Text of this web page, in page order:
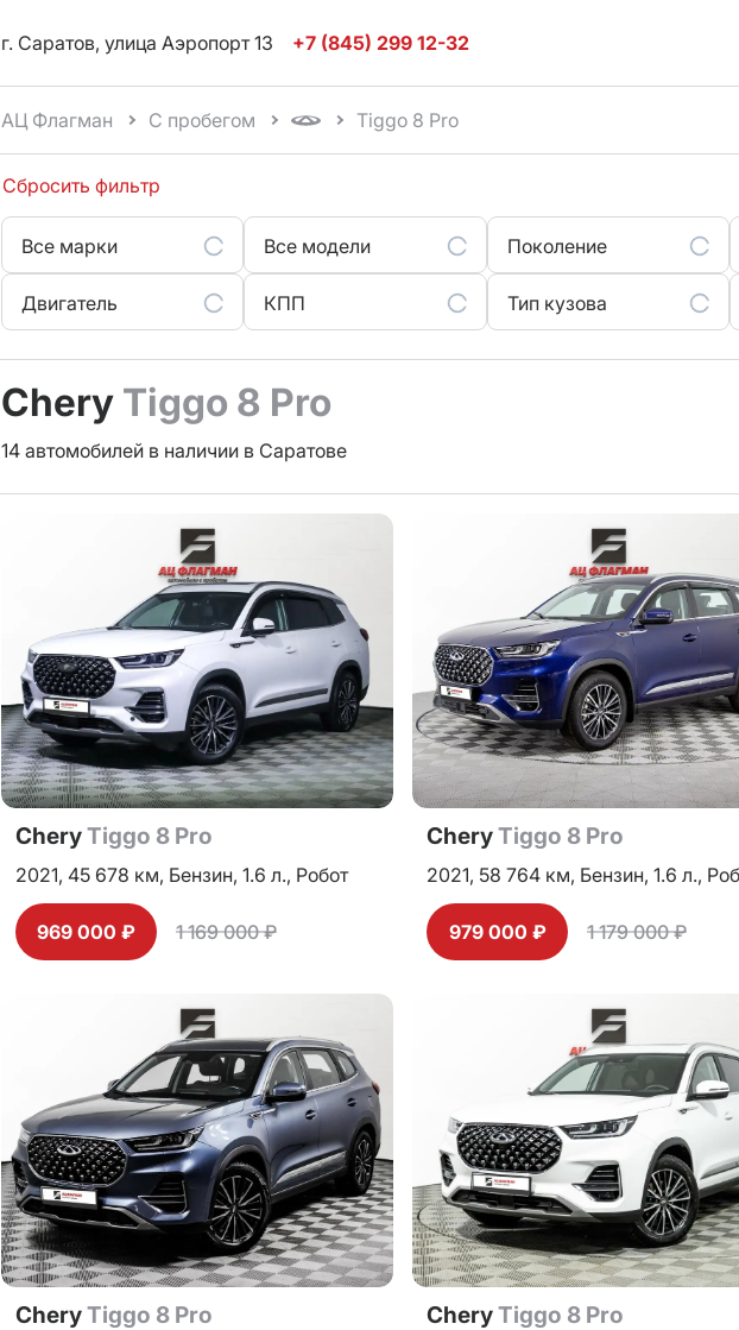
г. Саратов, улица Аэропорт 13 +7 (845) 299 12-32
АЦ Флагман С пробегом Tiggo 8 Pro
Сбросить фильтр
Все марки Все модели Поколение
Двигатель КПП Тип кузова
Chery Tiggo 8 Pro
14 автомобилей в наличии в Саратове
CheryTiggo 8 Pro
2021, 45 678 км, Бензин, 1.6 л., Робот
969 000 ₽ 1 169 000 ₽
CheryTiggo 8 Pro
2021, 58 764 км, Бензин, 1.6 л.,
979 000 ₽ 1 179 000 ₽
CheryTiggo 8 Pro CheryTiggo 8 Pro